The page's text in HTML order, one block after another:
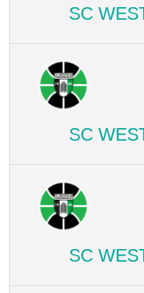
SC
SC
SC